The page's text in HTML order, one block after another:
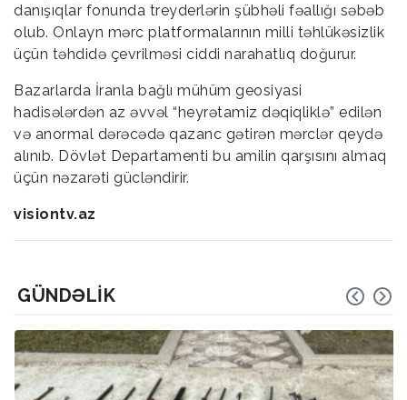
danışıqlar fonunda treyderlərin şübhəli fəallığı səbəb
olub. Onlayn mərc platformalarının milli təhlükəsizlik
üçün təhdidə çevrilməsi ciddi narahatlıq doğurur.
Bazarlarda İranla bağlı mühüm geosiyasi
hadisələrdən az əvvəl “heyrətamiz dəqiqliklə” edilən
və anormal dərəcədə qazanc gətirən mərclər qeydə
alınıb. Dövlət Departamenti bu amilin qarşısını almaq
üçün nəzarəti gücləndirir.
visiontv.az
GÜNDƏLIK